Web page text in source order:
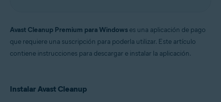
Avast Cleanup Premium para Windows es una aplicación de pago
que requiere una suscripción para poderla utilizar. Este artículo
contiene instrucciones para descargar e instalar la aplicación.
Instalar Avast Cleanup